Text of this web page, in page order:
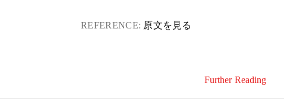
REFERENCE: 原文を見る
Further Reading